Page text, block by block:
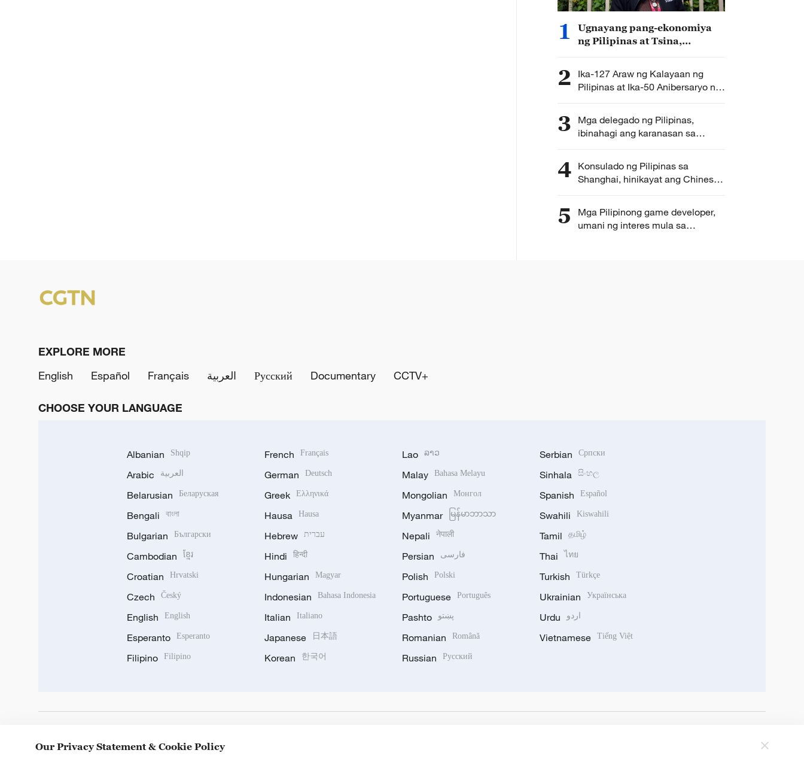
1
Ugnayang pang-ekonomiya
ng Pilipinas at Tsina,
2
Ika-127 Araw ng Kalayaan ng
Pilipinas at Ika-50 Anibersaryo ng
Ugnayang Pilipino-Sino,
pagkakaibigan, tampok
3
Mga delegado ng Pilipinas,
ibinahagi ang karanasan sa
pakikilahok sa ChinaJoy 2026
4 Konsulado ng Pilipinas sa
Shanghai, hinikayat ang Chinese
game publishers na lumahok sa
Pilipinas
5
Mga Pilipinong game developer,
umani ng interes mula sa
EXPLORE MORE
English
Español Français العربية Русский Documentary CCTV+
CHOOSE YOUR LANGUAGE
Albanian Shqip
Arabic العربية
Belarusian Беларуская
Bengali বাংলা
Bulgarian Български
Cambodian ខ្មែរ
Croatian Hrvatski
Czech Český
English English
Esperanto Esperanto
Filipino Filipino
French Français
German Deutsch
Greek Ελληνικά
Hausa Hausa
Hebrew עברית
Hindi हिन्दी
Hungarian Magyar
Indonesian Bahasa Indonesia
Italian Italiano
Japanese 日本語
Korean 한국어
Lao ລາວ
Malay Bahasa Melayu
Mongolian Монгол
Myanmar မြန်မာဘာသာ
Nepali नेपाली
Persian فارسی
Polish Polski
Portuguese Português
Pashto پښتو
Romanian Română
Russian Русский
Serbian Српски
Sinhala සිංහල
Spanish Español
Swahili Kiswahili
Tamil தமிழ்
Thai ไทย
Turkish Türkçe
Ukrainian Українська
Urdu اردو
Vietnamese Tiếng Việt
Our Privacy Statement & Cookie Policy